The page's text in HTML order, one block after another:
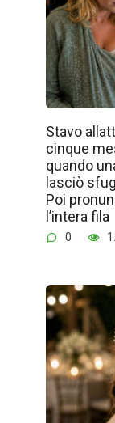
Stavo
cinque
quando
lasciò
Poi
l’intera fila
0